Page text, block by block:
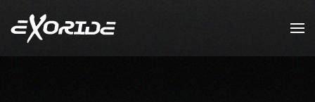
Accéder au contenu principal